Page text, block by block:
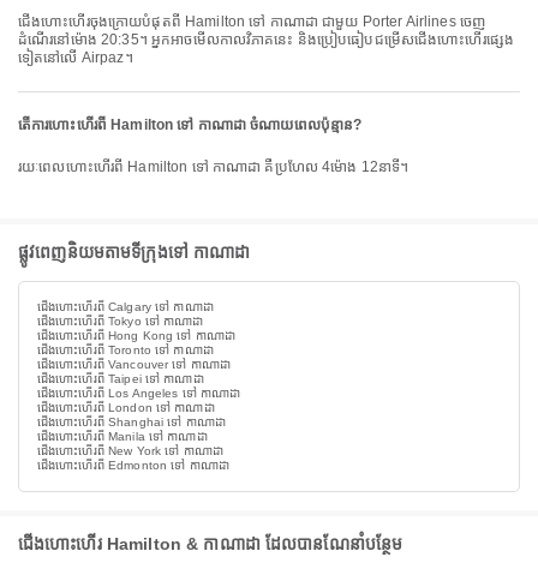
ជើងហោះហើរចុងក្រោយបំផុតពី Hamilton ទៅ កាណាដា ជាមួយ Porter Airlines ចេញ
ដំណើរនៅម៉ោង 20:35។ អ្នកអាចមើលកាលវិភាគនេះ និងប្រៀបធៀបជម្រើសជើងហោះហើរផ្សេង
ទៀតនៅលើ Airpaz។
តើការហោះហើរពី Hamilton ទៅ កាណាដា ចំណាយពេលប៉ុន្មាន?
រយៈពេលហោះហើរពី Hamilton ទៅ កាណាដា គឺប្រហែល 4ម៉ោង 12នាទី។
ផ្លូវពេញនិយមតាមទីក្រុងទៅ កាណាដា
ជើងហោះហើរពី Calgary ទៅ កាណាដា
ជើងហោះហើរពី Tokyo ទៅ កាណាដា
ជើងហោះហើរពី Hong Kong ទៅ កាណាដា
ជើងហោះហើរពី Toronto ទៅ កាណាដា
ជើងហោះហើរពី Vancouver ទៅ កាណាដា
ជើងហោះហើរពី Taipei ទៅ កាណាដា
ជើងហោះហើរពី Los Angeles ទៅ កាណាដា
ជើងហោះហើរពី London ទៅ កាណាដា
ជើងហោះហើរពី Shanghai ទៅ កាណាដា
ជើងហោះហើរពី Manila ទៅ កាណាដា
ជើងហោះហើរពី New York ទៅ កាណាដា
ជើងហោះហើរពី Edmonton ទៅ កាណាដា
ជើងហោះហើរ Hamilton & កាណាដា ដែលបានណែនាំបន្ថែម